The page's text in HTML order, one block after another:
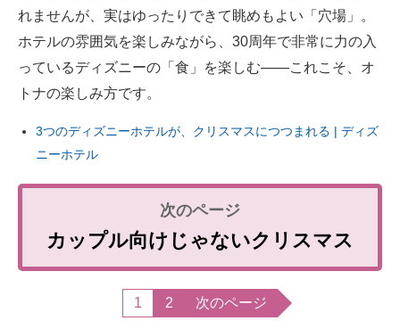
れませんが、実はゆったりできて眺めもよい「穴場」。
ホテルの雰囲気を楽しみながら、30周年で非常に力の入
っているディズニーの「食」を楽しむ――これこそ、オ
トナの楽しみ方です。
3つのディズニーホテルが、クリスマスにつつまれる | ディズ
ニーホテル
カップル向けじゃないクリスマス
1 2 次のページ